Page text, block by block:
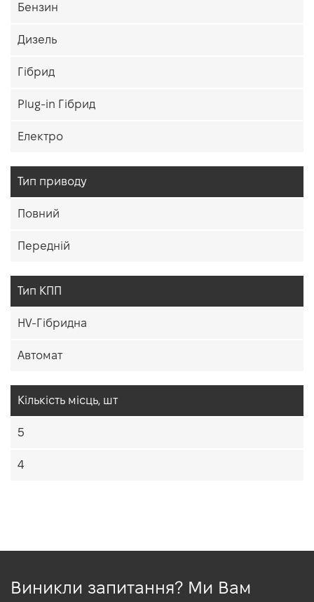
Бензин
Дизель
Гібрид
Plug-in Гібрид
Електро
Тип приводу
Повний
Передній
Тип КПП
HV-Гібридна
Автомат
Кiлькiсть мiсць, шт
5
4
Виникли запитання? Ми Вам